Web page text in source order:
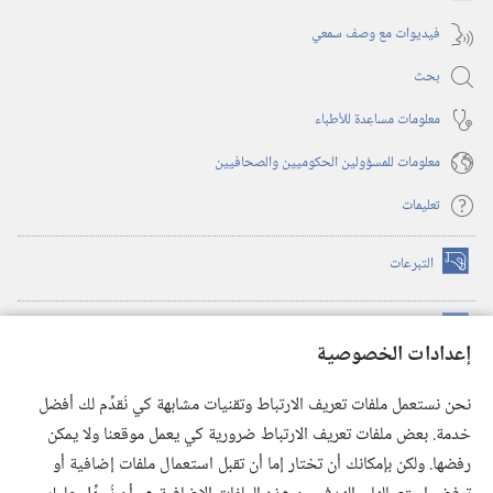
إعدادات الخصوصية
نحن نستعمل ملفات تعريف الارتباط وتقنيات مشابهة كي نُقدِّم لك أفضل
خدمة. بعض ملفات تعريف الارتباط ضرورية كي يعمل موقعنا ولا يمكن
رفضها. ولكن بإمكانك أن تختار إما أن تقبل استعمال ملفات إضافية أو
فيديوات مع وصف سمعي
بحث
معلومات مساعِدة للأطباء
معلومات للمسؤولين الحكوميين والصحافيين
تعليمات
التبرعات (يفتح
نافذة
(يفتح
نافذة
(يفتح
نافذة
جديدة) تطبيق ®
JW Library
مكتبة برج المراقبة